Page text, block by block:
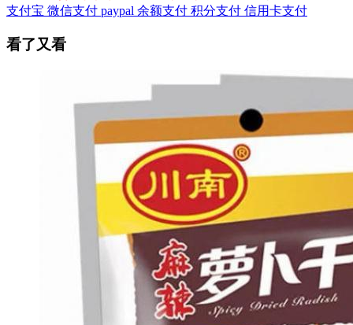
支付宝 微信支付 paypal 余额支付 积分支付 信用卡支付
看了又看